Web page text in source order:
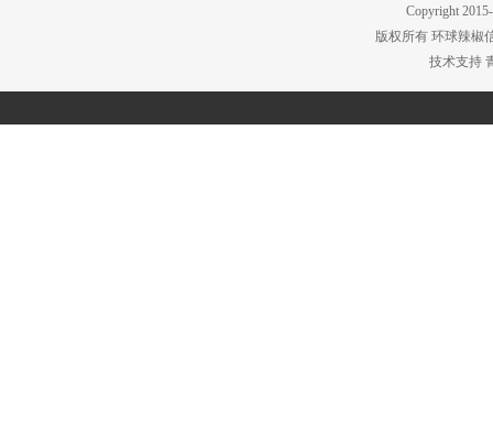
Copyright
版权所有 环球辣椒
技术支持